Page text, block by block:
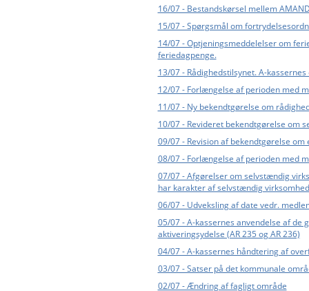
16/07 - Bestandskørsel mellem
15/07 - Spørgsmål om
14/07 - Optjeningsmeddelelser om
feriedagpenge.
13/07 - Rådighedstilsynet. A-
12/07 - Forlængelse af perioden med
11/07 - Ny bekendtgørelse om
10/07 - Revideret bekendtgørelse om
09/07 - Revision af bekendtgørelse
08/07 - Forlængelse af perioden med
07/07 - Afgørelser om selvstændig
har karakter af selvstændig
06/07 - Udveksling af date vedr.
05/07 - A-kassernes anvendelse af de
aktiveringsydelse (AR 235 og AR 236)
04/07 - A-kassernes håndtering af
03/07 - Satser på det kommunale
02/07 - Ændring af fagligt område